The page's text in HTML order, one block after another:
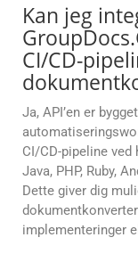
Kan jeg
CI/CD-
Ja, API’en er
CI/CD-pipeline
Java, PHP, Ruby,
Dette giver dig
implementeringer